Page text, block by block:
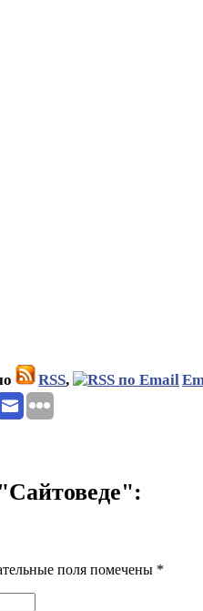
RSS,
поля помечены *